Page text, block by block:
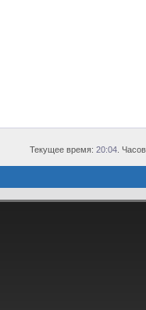
Текущее время: 20:04 .